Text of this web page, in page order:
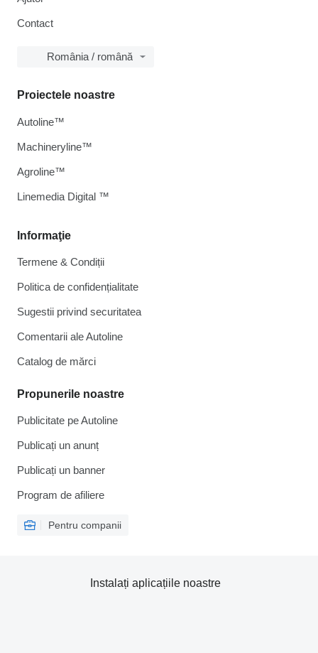
Contact
România / română
Informaţie
Termene & Condiții
Politica de confidențialitate
Sugestii privind securitatea
Comentarii ale Autoline
Catalog de mărcі
Propunerile noastre
Publicitate pe Autoline
Publicați un anunț
Publicați un banner
Program de afiliere
Pentru companii
Proiectele noastre
Autoline™
Machineryline™
Agroline™
Linemedia Digital ™
Instalați aplicațiile noastre